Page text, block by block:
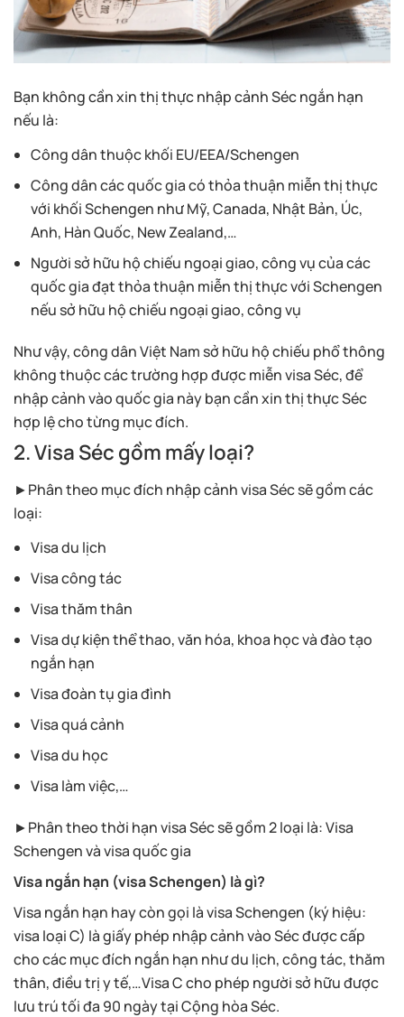
Bạn không cần xin thị thực nhập cảnh Séc ngắn hạn
nếu là:
Công dân thuộc khối EU/EEA/Schengen
Công dân các quốc gia có thỏa thuận miễn thị thực
với khối Schengen như Mỹ, Canada, Nhật Bản, Úc,
Anh, Hàn Quốc, New Zealand,…
Người sở hữu hộ chiếu ngoại giao, công vụ của các
quốc gia đạt thỏa thuận miễn thị thực với Schengen
nếu sở hữu hộ chiếu ngoại giao, công vụ
Như vậy, công dân Việt Nam sở hữu hộ chiếu phổ thông
không thuộc các trường hợp được miễn visa Séc, để
nhập cảnh vào quốc gia này bạn cần xin thị thực Séc
hợp lệ cho từng mục đích.
2. Visa Séc gồm mấy loại?
►Phân theo mục đích nhập cảnh visa Séc sẽ gồm các
loại:
Visa du lịch
Visa công tác
Visa thăm thân
Visa dự kiện thể thao, văn hóa, khoa học và đào tạo
ngắn hạn
Visa đoàn tụ gia đình
Visa quá cảnh
Visa du học
Visa làm việc,…
►Phân theo thời hạn visa Séc sẽ gồm 2 loại là: Visa
Schengen và visa quốc gia
Visa ngắn hạn (visa Schengen) là gì?
Visa ngắn hạn hay còn gọi là visa Schengen (ký hiệu:
visa loại C) là giấy phép nhập cảnh vào Séc được cấp
cho các mục đích ngắn hạn như du lịch, công tác, thăm
thân, điều trị y tế,…Visa C cho phép người sở hữu được
lưu trú tối đa 90 ngày tại Cộng hòa Séc.